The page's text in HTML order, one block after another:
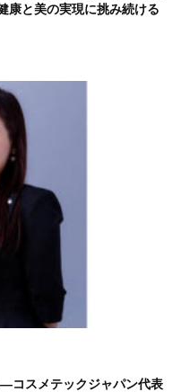
康と美の実現に挑み続ける
コスメテックジャパン代表